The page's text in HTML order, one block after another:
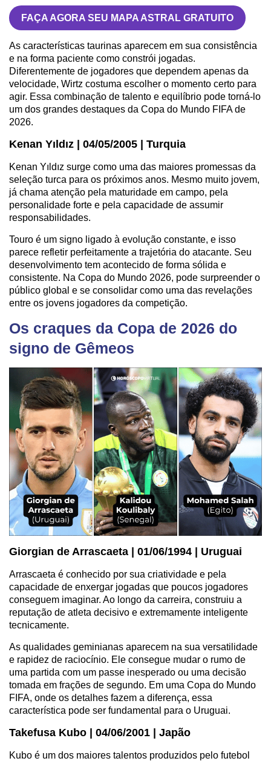
FAÇA AGORA SEU MAPA ASTRAL GRATUITO
As características taurinas aparecem em sua consistência
e na forma paciente como constrói jogadas.
Diferentemente de jogadores que dependem apenas da
velocidade, Wirtz costuma escolher o momento certo para
agir. Essa combinação de talento e equilíbrio pode torná-lo
um dos grandes destaques da Copa do Mundo FIFA de
2026.
Kenan Yıldız | 04/05/2005 | Turquia
Kenan Yıldız surge como uma das maiores promessas da
seleção turca para os próximos anos. Mesmo muito jovem,
já chama atenção pela maturidade em campo, pela
personalidade forte e pela capacidade de assumir
responsabilidades.
Touro é um signo ligado à evolução constante, e isso
parece refletir perfeitamente a trajetória do atacante. Seu
desenvolvimento tem acontecido de forma sólida e
consistente. Na Copa do Mundo 2026, pode surpreender o
público global e se consolidar como uma das revelações
entre os jovens jogadores da competição.
Os craques da Copa de 2026 do
signo de Gêmeos
Giorgian de Arrascaeta | 01/06/1994 | Uruguai
Arrascaeta é conhecido por sua criatividade e pela
capacidade de enxergar jogadas que poucos jogadores
conseguem imaginar. Ao longo da carreira, construiu a
reputação de atleta decisivo e extremamente inteligente
tecnicamente.
As qualidades geminianas aparecem na sua versatilidade
e rapidez de raciocínio. Ele consegue mudar o rumo de
uma partida com um passe inesperado ou uma decisão
tomada em frações de segundo. Em uma Copa do Mundo
FIFA, onde os detalhes fazem a diferença, essa
característica pode ser fundamental para o Uruguai.
Takefusa Kubo | 04/06/2001 | Japão
Kubo é um dos maiores talentos produzidos pelo futebol